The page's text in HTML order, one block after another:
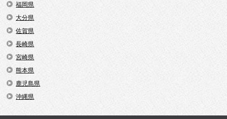
福岡県
大分県
佐賀県
長崎県
宮崎県
熊本県
鹿児島県
沖縄県